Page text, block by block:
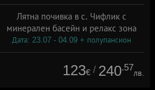
Лятна почивка в с. Чифлик с
минерален басейн и релакс зона
Дата: 23.07 - 04.09 + полупансион
123€ / 240.57
лв.